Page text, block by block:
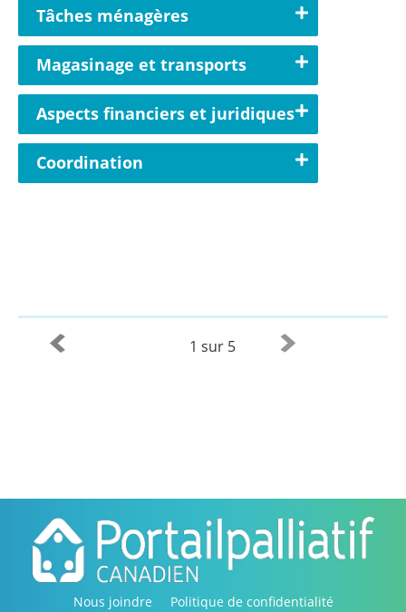
Tâches ménagères
Magasinage et transports
Aspects financiers et juridiques
Coordination
1 sur 5
Nous joindre Politique de confidentialité